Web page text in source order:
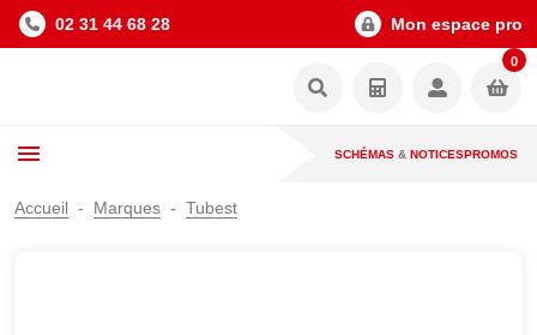
02 31 44 68 28 Mon espace pro
0
SCHÉMAS & NOTICESPROMOS
Accueil Marques Tubest